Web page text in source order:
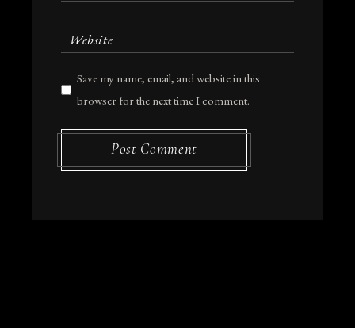
Save my name, email, and website in this
browser for the next time I comment.
Post Comment